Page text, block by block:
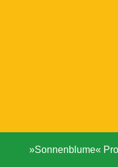
»Sonnenblume«